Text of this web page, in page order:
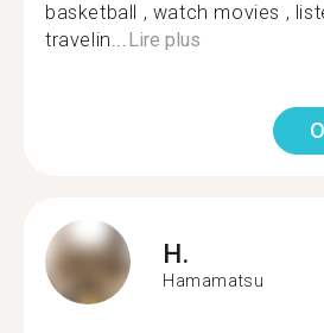
basketball , watch movies ,
travelin...Lire plus
H.
Hamamatsu